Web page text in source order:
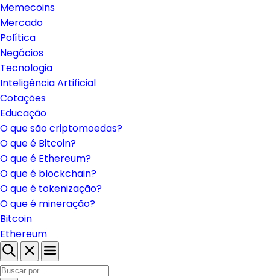
Memecoins
Mercado
Política
Negócios
Tecnologia
Inteligência Artificial
Cotações
Educação
O que são criptomoedas?
O que é Bitcoin?
O que é Ethereum?
O que é blockchain?
O que é tokenização?
O que é mineração?
Bitcoin
Ethereum